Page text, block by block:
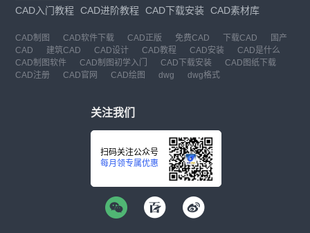
CAD入门教程 CAD进阶教程 CAD下载安装 CAD素材库
CAD制图 CAD软件下载 CAD正版 免费CAD 下载CAD
国产
CAD
建筑CAD CAD设计 CAD教程 CAD安装
CAD是什么
CAD制图软件
CAD制图初学入门 CAD下载安装
CAD图纸下载
CAD注册
CAD官网 CAD绘图 dwg dwg格式
关注我们
扫码关注公众号
每月领专属优惠